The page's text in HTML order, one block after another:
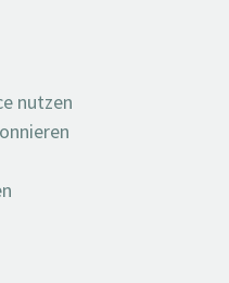
nutzen